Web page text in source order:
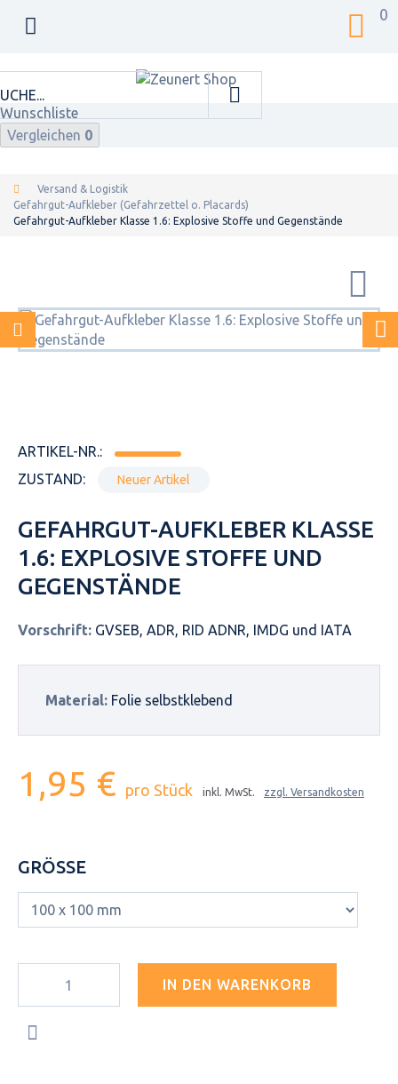
0
Wunschliste
Vergleichen 0
Versand & Logistik
Gefahrgut-Aufkleber (Gefahrzettel o. Placards)
Gefahrgut-Aufkleber Klasse 1.6: Explosive Stoffe und Gegenstände
ARTIKEL-NR.:
ZUSTAND:
Neuer Artikel
GEFAHRGUT-AUFKLEBER KLASSE
1.6: EXPLOSIVE STOFFE UND
GEGENSTÄNDE
Vorschrift: GVSEB, ADR, RID ADNR, IMDG und IATA
Material: Folie selbstklebend
1,95 € pro Stück inkl. MwSt. zzgl. Versandkosten
GRÖSSE
IN DEN WARENKORB